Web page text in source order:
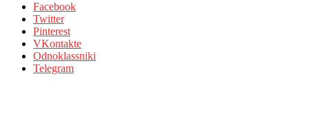
Facebook
Twitter
Pinterest
VKontakte
Odnoklassniki
Telegram